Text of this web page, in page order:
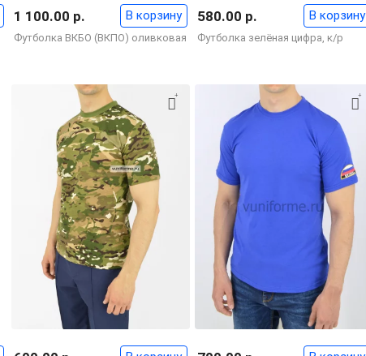
Футболка ВКБО (ВКПО) оливковая
1 100.00 р. В корзину
Футболка зелёная цифра, к/р
580.00 р. В корзину